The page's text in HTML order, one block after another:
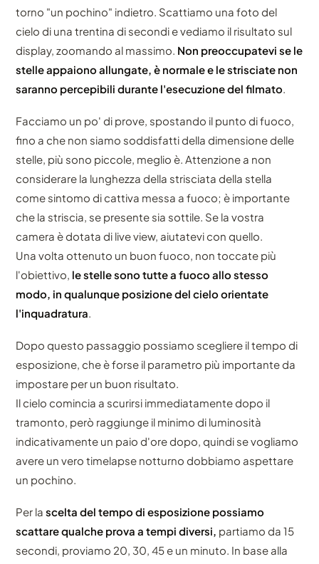
torno "un pochino" indietro. Scattiamo una foto del
cielo di una trentina di secondi e vediamo il risultato sul
display, zoomando al massimo. Non preoccupatevi se le
stelle appaiono allungate, è normale e le strisciate non
saranno percepibili durante l'esecuzione del filmato.
Facciamo un po' di prove, spostando il punto di fuoco,
fino a che non siamo soddisfatti della dimensione delle
stelle, più sono piccole, meglio è. Attenzione a non
considerare la lunghezza della strisciata della stella
come sintomo di cattiva messa a fuoco; è importante
che la striscia, se presente sia sottile. Se la vostra
camera è dotata di live view, aiutatevi con quello.
Una volta ottenuto un buon fuoco, non toccate più
l'obiettivo, le stelle sono tutte a fuoco allo stesso
modo, in qualunque posizione del cielo orientate
l'inquadratura.
Dopo questo passaggio possiamo scegliere il tempo di
esposizione, che è forse il parametro più importante da
impostare per un buon risultato.
Il cielo comincia a scurirsi immediatamente dopo il
tramonto, però raggiunge il minimo di luminosità
indicativamente un paio d'ore dopo, quindi se vogliamo
avere un vero timelapse notturno dobbiamo aspettare
un pochino.
Per lascelta del tempo di esposizione possiamo
scattare qualche prova a tempi diversi, partiamo da 15
secondi, proviamo 20, 30, 45 e un minuto. In base alla